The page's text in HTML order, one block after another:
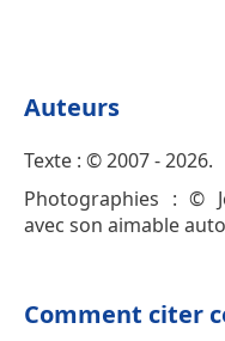
Auteurs
Texte : © 2007 - 2026.
Photographies : ©
avec son aimable
Comment citer